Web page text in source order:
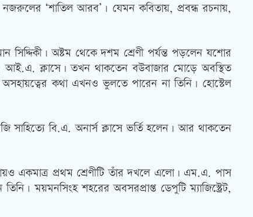
নজরুলের ‘শাতিল আরব’। যেমন কবিতায়, প্রবন্ধ রচনায়,
অষ্টম থেকে দশম শ্রেণী পর্যন্ত পড়লেন যশোর
আই.এ. ক্লাসে। তখন থাকতেন বউবাজার মোড়ে অবস্থিত
কথা এখনও ভুলতে পারেন না তিনি। হোস্টেল
সাহিত্যে বি.এ. অনার্স ক্লাসে ভর্তি হলেন। আর থাকতেন
একমাত্র প্রথম শ্রেণীটি তাঁর দখলে এলো। এম.এ. পাস
ময়মনসিংহ শহরের অবসরপ্রাপ্ত ডেপুটি ম্যাজিস্ট্রেট,